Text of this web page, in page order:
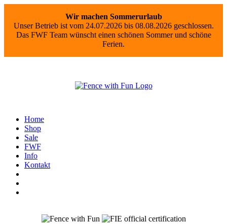
Wir machen Sommerurlaub
Unser Betrieb ist vom 24.07.2026 bis 08.08.2026 geschlossen.
Das FWF Team wünscht einen schönen Sommer und schöne
Ferien.
Home
Shop
Sale
FWF
Info
Kontakt